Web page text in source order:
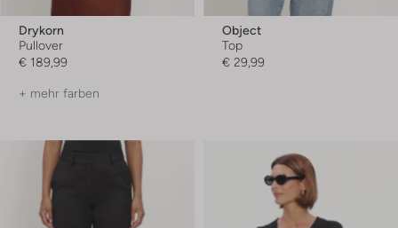
Drykorn
Pullover
€ 189,99
+ mehr farben
Object
Top
€ 29,99